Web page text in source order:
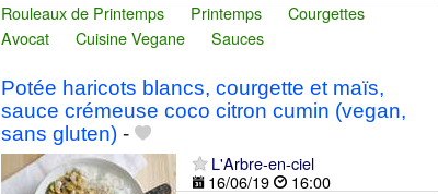
Rouleaux de Printemps Printemps
Courgettes
Avocat
Cuisine Vegane Sauces
Potée haricots blancs, courgette et maïs,
sauce crémeuse coco citron cumin (vegan,
sans gluten)-
L'Arbre-en-ciel
16/06/19
16:00